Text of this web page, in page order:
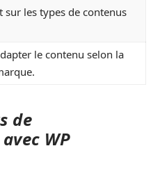
sur les types de contenus
le contenu selon la
de
WP